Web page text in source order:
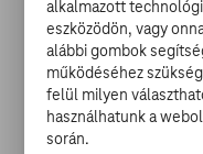
Loving Vincent (12)
lengyel-brit feliratos
alkalmazott
eszközödön, vagy
alábbi gombok
működéséhez
felül milyen
használhatunk a
során.